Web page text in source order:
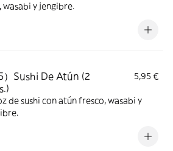
wasabi y jengibre.
）Sushi De Atún (2
5,95 €
de sushi con atún fresco, wasabi y